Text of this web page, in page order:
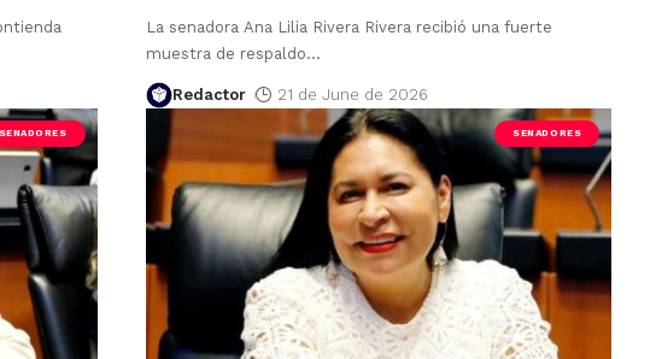
La senadora Ana Lilia Rivera Rivera recibió una fuerte
muestra de respaldo…
Redactor 21 de June de 2026
SENADORES SENADORES